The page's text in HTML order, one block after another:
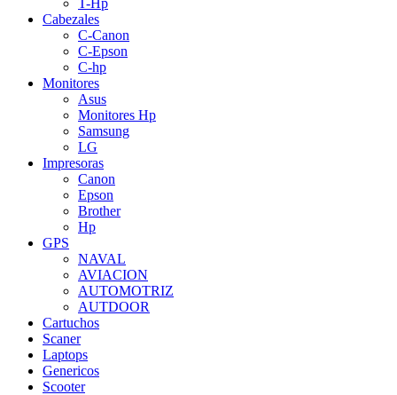
T-Hp
Cabezales
C-Canon
C-Epson
C-hp
Monitores
Asus
Monitores Hp
Samsung
LG
Impresoras
Canon
Epson
Brother
Hp
GPS
NAVAL
AVIACION
AUTOMOTRIZ
AUTDOOR
Cartuchos
Scaner
Laptops
Genericos
Scooter